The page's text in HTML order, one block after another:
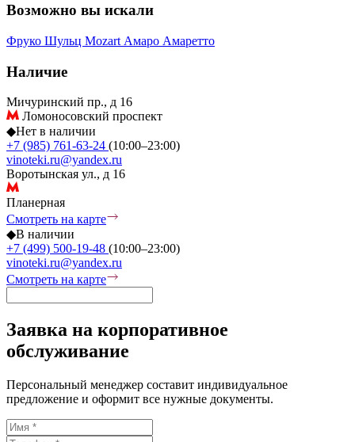
Возможно вы искали
Фруко Шульц Mozart Амаро Амаретто
Наличие
Мичуринский пр., д 16
Ломоносовский проспект
◆Нет в наличии
+7 (985) 761-63-24 (10:00–23:00)
vinoteki.ru@yandex.ru
Воротынская ул., д 16
Планерная
Смотреть на карте
◆В наличии
+7 (499) 500-19-48 (10:00–23:00)
vinoteki.ru@yandex.ru
Смотреть на карте
Заявка на корпоративное
обслуживание
Персональный менеджер составит индивидуальное
предложение и оформит все нужные документы.